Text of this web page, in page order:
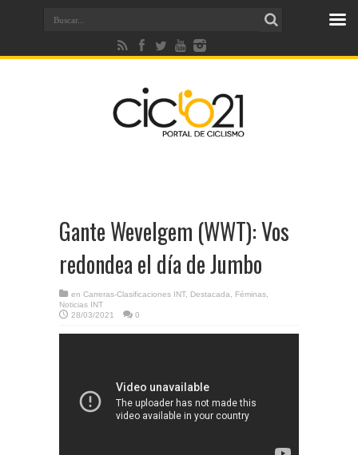
Gante Wevelgem (WWT): Vos
redondea el día de Jumbo
en Carreras-Clasificaciones INT, Destacada Féminas
Noticias INT
28/03/2021
0